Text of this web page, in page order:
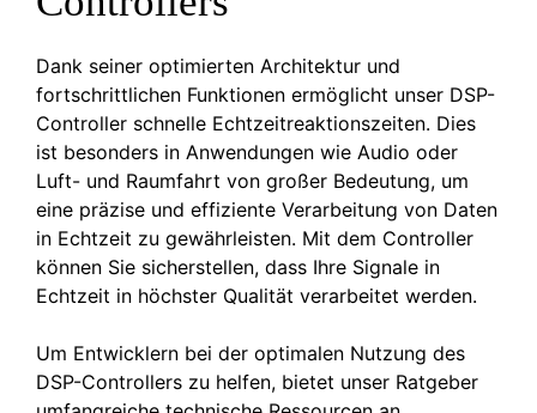
Dank seiner optimierten Architektur und
fortschrittlichen Funktionen ermöglicht unser DSP-
Controller schnelle Echtzeitreaktionszeiten. Dies
ist besonders in Anwendungen wie Audio oder
Luft- und Raumfahrt von großer Bedeutung, um
eine präzise und effiziente Verarbeitung von Daten
in Echtzeit zu gewährleisten. Mit dem Controller
können Sie sicherstellen, dass Ihre Signale in
Echtzeit in höchster Qualität verarbeitet werden.
Um Entwicklern bei der optimalen Nutzung des
DSP-Controllers zu helfen, bietet unser Ratgeber